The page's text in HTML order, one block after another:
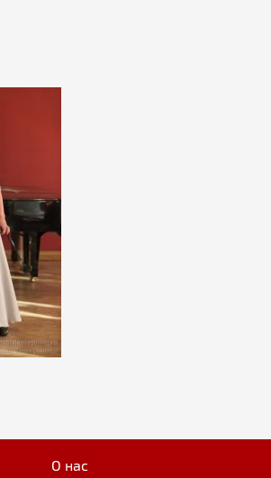
О нас